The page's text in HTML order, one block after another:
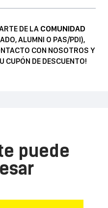
DE LA COMUNIDAD
ALUMNI O PAS/PDI),
CON NOSOTROS Y
CUPÓN DE DESCUENTO!
puede